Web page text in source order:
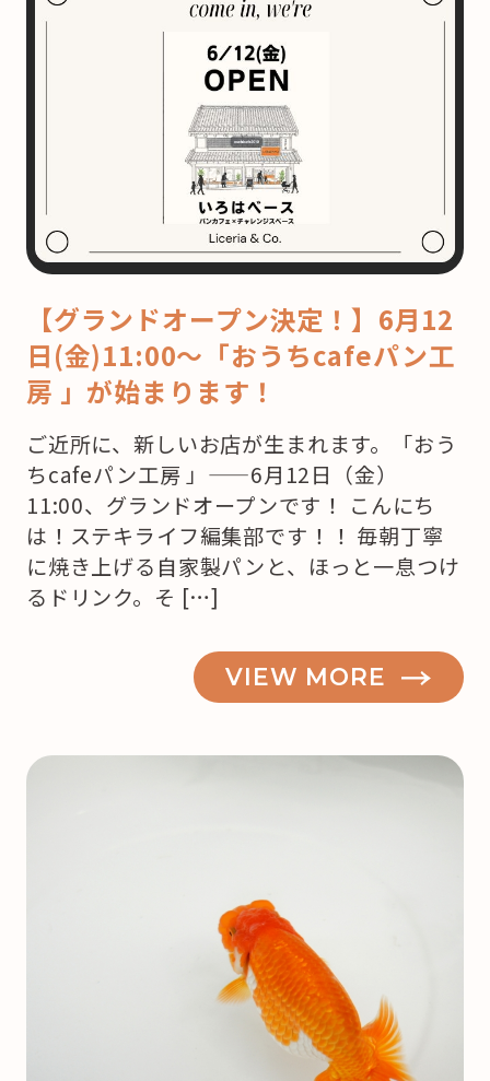
【グランドオープン決定！】6月12
日(金)11:00〜「おうちcafeパン工
房 」が始まります！
ご近所に、新しいお店が生まれます。「おう
ちcafeパン工房 」——6月12日（金）
11:00、グランドオープンです！ こんにち
は！ステキライフ編集部です！！ 毎朝丁寧
に焼き上げる自家製パンと、ほっと一息つけ
るドリンク。そ […]
VIEW MORE